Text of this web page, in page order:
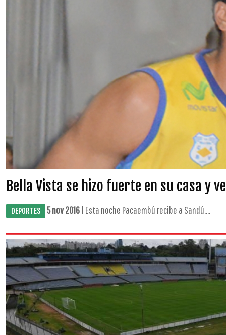
Bella Vista se hizo fuerte en su casa y
DEPORTES 5 nov 2016 | Esta noche Pacaembú recibe a Sandú....